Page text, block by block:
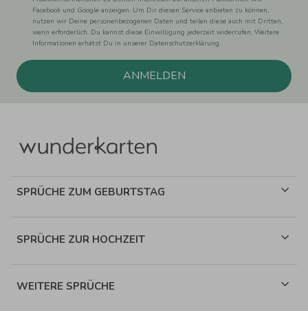
Facebook und Google anzeigen. Um Dir diesen Service anbieten zu können,
nutzen wir Deine personenbezogenen Daten und teilen diese auch mit Dritten,
wenn erforderlich. Du kannst diese Einwilligung jederzeit widerrufen. Weitere
Informationen erhätst Du in unserer Datenschutzerklärung.
ANMELDEN
SPRÜCHE ZUM GEBURTSTAG
SPRÜCHE ZUR HOCHZEIT
WEITERE SPRÜCHE